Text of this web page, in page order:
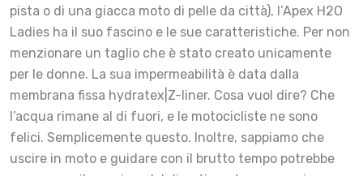
pista o di una giacca moto di pelle da città), l’Apex H2O
Ladies ha il suo fascino e le sue caratteristiche. Per non
menzionare un taglio che è stato creato unicamente
per le donne. La sua impermeabilità è data dalla
membrana fissa hydratex|Z-liner. Cosa vuol dire? Che
l’acqua rimane al di fuori, e le motocicliste ne sono
felici. Semplicemente questo. Inoltre, sappiamo che
uscire in moto e guidare con il brutto tempo potrebbe